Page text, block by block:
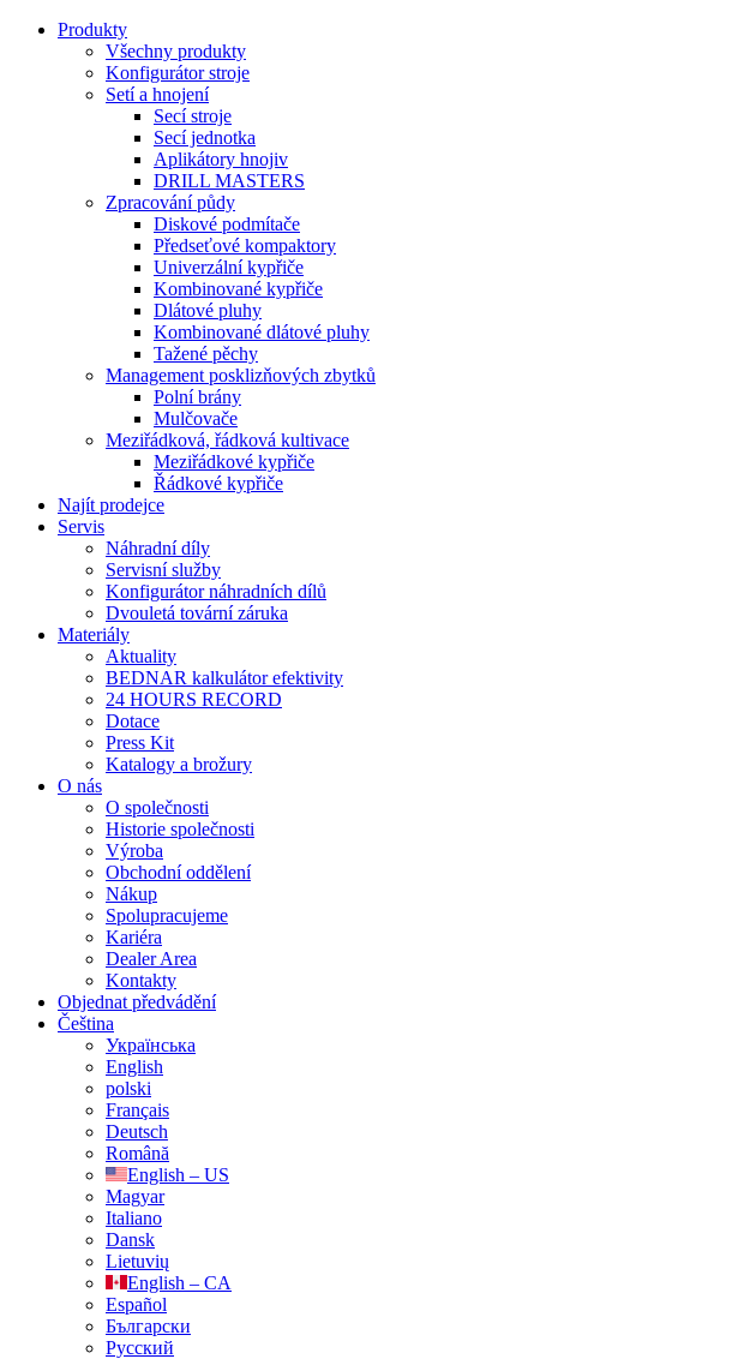
Produkty
Všechny produkty
Konfigurátor stroje
Setí a hnojení
Secí stroje
Secí jednotka
Aplikátory hnojiv
DRILL MASTERS
Zpracování půdy
Diskové podmítače
Předseťové kompaktory
Univerzální kypřiče
Kombinované kypřiče
Dlátové pluhy
Kombinované dlátové pluhy
Tažené pěchy
Management posklizňových zbytků
Polní brány
Mulčovače
Meziřádková, řádková kultivace
Meziřádkové kypřiče
Řádkové kypřiče
Najít prodejce
Servis
Náhradní díly
Servisní služby
Konfigurátor náhradních dílů
Dvouletá tovární záruka
Materiály
Aktuality
BEDNAR kalkulátor efektivity
24 HOURS RECORD
Dotace
Press Kit
Katalogy a brožury
O nás
O společnosti
Historie společnosti
Výroba
Obchodní oddělení
Nákup
Spolupracujeme
Kariéra
Dealer Area
Kontakty
Objednat předvádění
Čeština
Українська
English
polski
Français
Deutsch
Română
English – US
Magyar
Italiano
Dansk
Lietuvių
English – CA
Español
Български
Русский